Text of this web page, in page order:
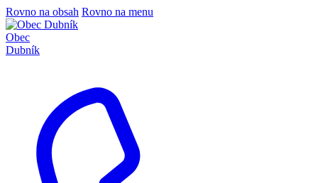
Rovno na obsah Rovno na menu
Obec
Dubník